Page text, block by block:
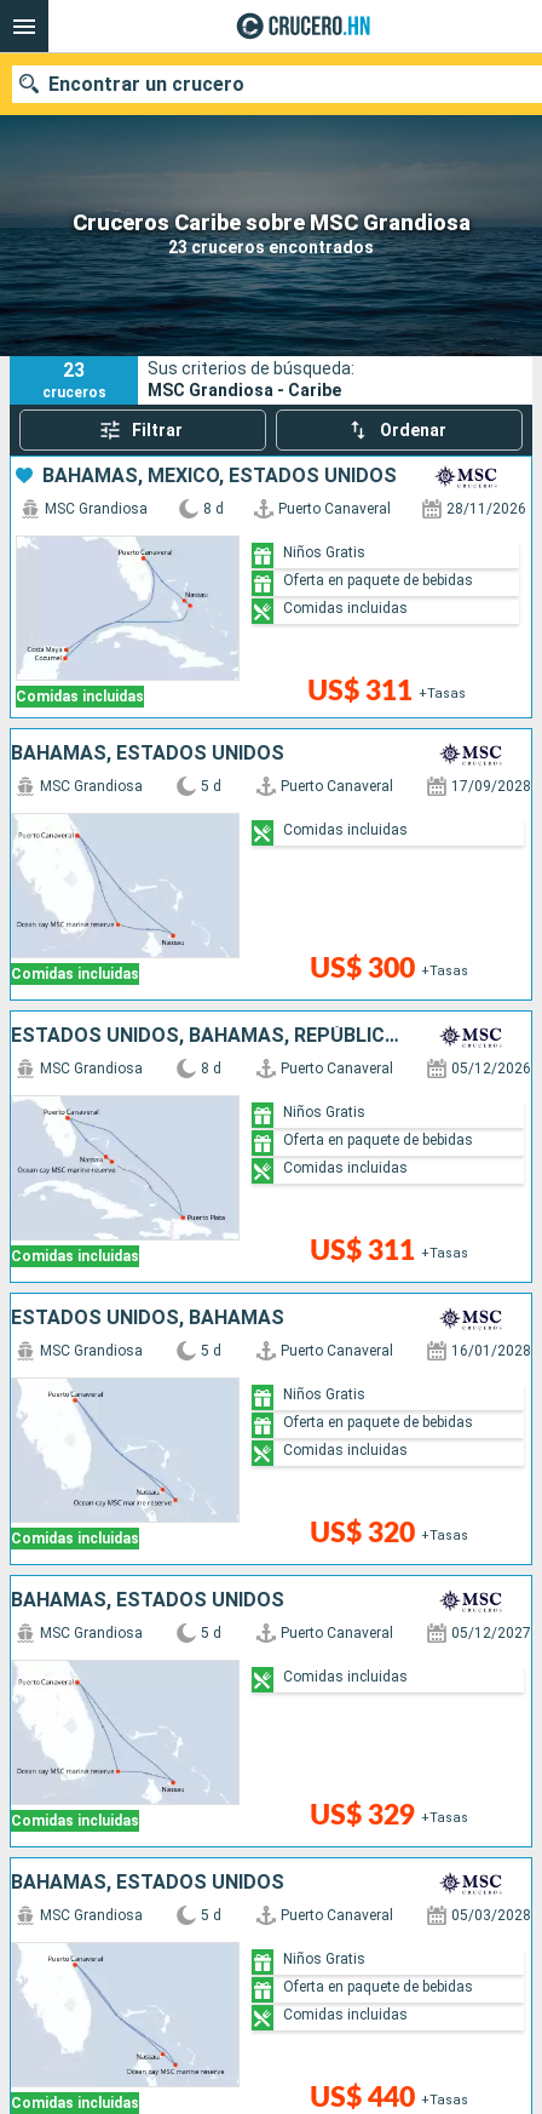
Cruceros Caribe sobre MSC Grandiosa
23 cruceros encontrados
Encontrar un crucero
Nuestros destinos
Fecha de salida
Puertos Compañías
Buscar
23
cruceros
Sus criterios de búsqueda:
MSC Grandiosa - Caribe
Filtrar Ordenar
BAHAMAS, MÉXICO, ESTADOS UNIDOS
Comidas incluidas
MSC Grandiosa 8 d Puerto Canaveral 28/11/2026
US$ 311 +Tasas
Niños Gratis
Oferta en paquete de bebidas
Comidas incluidas
BAHAMAS, ESTADOS UNIDOS
Comidas incluidas
MSC Grandiosa 5 d Puerto Canaveral 17/09/2028
US$ 300 +Tasas
Comidas incluidas
ESTADOS UNIDOS, BAHAMAS, REPÚBLICA DOMINICANA
Comidas incluidas
MSC Grandiosa 8 d Puerto Canaveral 05/12/2026
US$ 311 +Tasas
Niños Gratis
Oferta en paquete de bebidas
Comidas incluidas
ESTADOS UNIDOS, BAHAMAS
Comidas incluidas
MSC Grandiosa 5 d Puerto Canaveral 16/01/2028
US$ 320 +Tasas
Niños Gratis
Oferta en paquete de bebidas
Comidas incluidas
BAHAMAS, ESTADOS UNIDOS
Comidas incluidas
MSC Grandiosa 5 d Puerto Canaveral 05/12/2027
US$ 329 +Tasas
Comidas incluidas
BAHAMAS, ESTADOS UNIDOS
Comidas incluidas
MSC Grandiosa 5 d Puerto Canaveral 05/03/2028
US$ 440 +Tasas
Niños Gratis
Oferta en paquete de bebidas
Comidas incluidas